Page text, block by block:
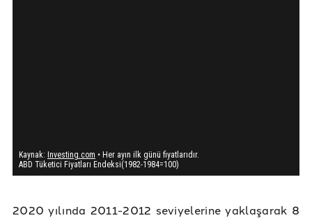
2020 yılında 2011-2012 seviyelerine yaklaşarak 8